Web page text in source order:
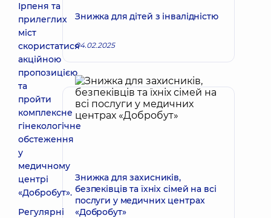
Ірпеня та
прилеглих
міст
скористатися
акційною
пропозицією
та
пройти
комплексне
гінекологічне
обстеження
у
медичному
центрі
«Добробут».
Регулярні
Знижка для дітей з інвалідністю
04.02.2025
Знижка для захисників,
безпеківців та їхніх сімей на всі
послуги у медичних центрах
«Добробут»